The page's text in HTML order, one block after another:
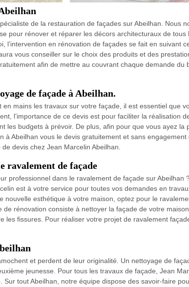
de la restauration de façades sur Abeilhan. Nous
pour rénover et réparer les décors architecturaux de tous
l’intervention en rénovation de façades se fait en suivant
vous conseiller sur le choix des produits et des
afin de mettre au couvrant chaque demande du
de façade à Abeilhan.
mains les travaux sur votre façade, il est essentiel que
l’importance de ce devis est pour faciliter la réalisation
les budgets à prévoir. De plus, afin pour que vous ayez la
à Abeilhan vous le devis gratuitement et sans engagement
devis chez Jean Marcelin Abeilhan.
ravalement de façade
professionnel dans le ravalement de façade sur Abeilhan
est à votre service pour toutes vos demandes en
nouvelle esthétique à votre maison, optez pour le
rénovation consiste à nettoyer la façade de votre
les fissures. Pour réaliser votre projet de ravalement
et perdent de leur originalité. Un nettoyage de
jeunesse. Pour tous les travaux de façade, Jean
Sur tout Abeilhan, notre équipe dispose des savoir-faire